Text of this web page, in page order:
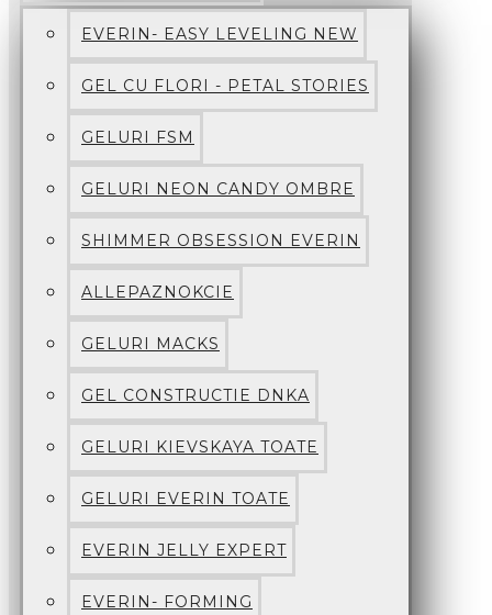
EVERIN- EASY LEVELING NEW
GEL CU FLORI - PETAL STORIES
GELURI FSM
GELURI NEON CANDY OMBRE
SHIMMER OBSESSION EVERIN
ALLEPAZNOKCIE
GELURI MACKS
GEL CONSTRUCTIE DNKA
GELURI KIEVSKAYA TOATE
GELURI EVERIN TOATE
EVERIN JELLY EXPERT
EVERIN- FORMING